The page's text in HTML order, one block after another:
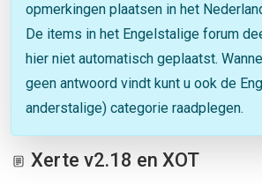
opmerkingen plaatsen in het
De items in het Engelstalige forum
hier niet automatisch geplaatst.
geen antwoord vindt kunt u ook de
anderstalige) categorie raadplegen.
Xerte v2.18 en XOT